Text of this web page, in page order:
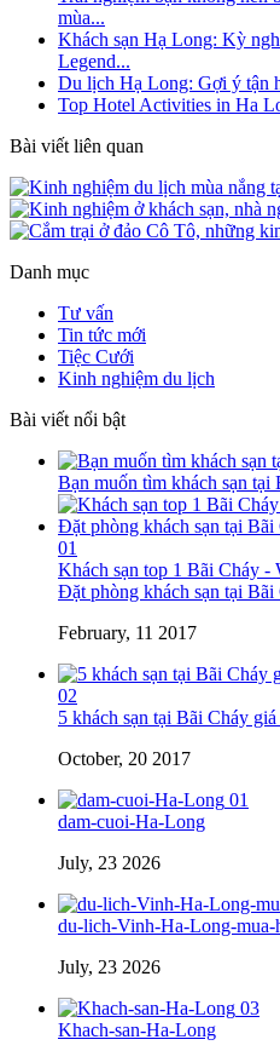
mùa...
Khách sạn Hạ Long: Kỳ
Legend...
Du lịch Hạ Long: Gợi ý tận
Top Hotel Activities in Ha
Bài viết liên quan
Danh mục
Tư vấn
Tin tức mới
Tiệc Cưới
Kinh nghiệm du lịch
Bài viết nổi bật
Bạn muốn tìm khách sạn tại
01
Khách sạn top 1 Bãi Cháy -
Đặt phòng khách sạn tại Bãi
February, 11 2017
02
5 khách sạn tại Bãi Cháy
October, 20 2017
01
dam-cuoi-Ha-Long
July, 23 2026
du-lich-Vinh-Ha-Long-mua-
July, 23 2026
03
Khach-san-Ha-Long